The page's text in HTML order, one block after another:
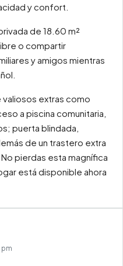
y confort.
de 18.60 m²
o compartir
y amigos mientras
valiosos extras como
a piscina comunitaria,
puerta blindada,
de un trastero extra
pierdas esta magnífica
está disponible ahora